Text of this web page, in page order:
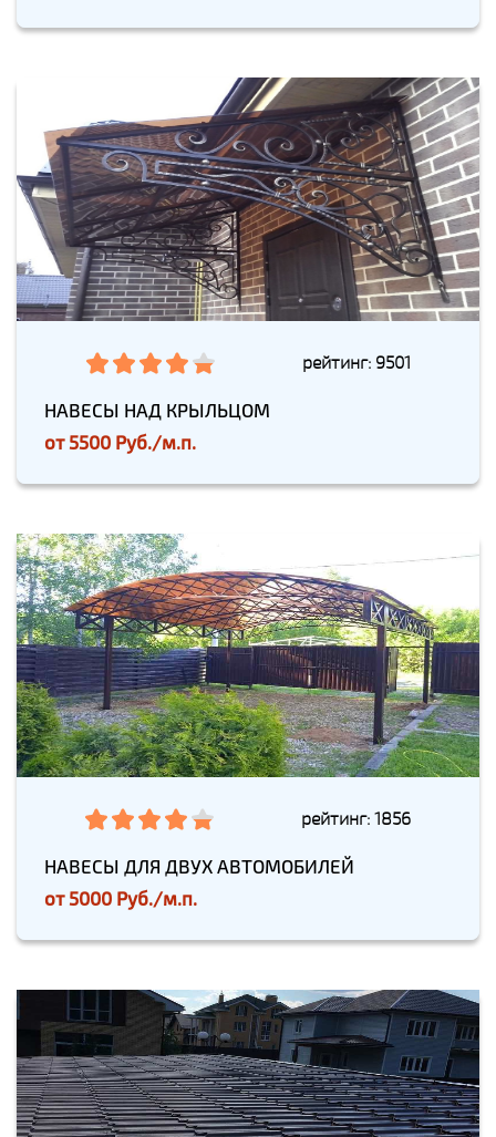
рейтинг: 9501
НАВЕСЫ НАД КРЫЛЬЦОМ
от5500 Руб./м.п.
рейтинг: 1856
НАВЕСЫ ДЛЯ ДВУХ АВТОМОБИЛЕЙ
от5000 Руб./м.п.